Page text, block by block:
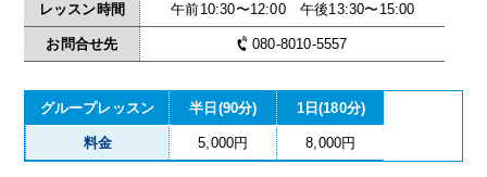
レッスン時間 午前10:30〜12:00 午後13:30〜15:00
お問合せ先 080-8010-5557
グループレッスン 半日(90分) 1日(180分)
料金 5,000円 8,000円